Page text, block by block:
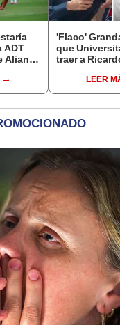
ADT
Alianza
'Flaco'
que
traer a
dijeron que
Perú”
LEER